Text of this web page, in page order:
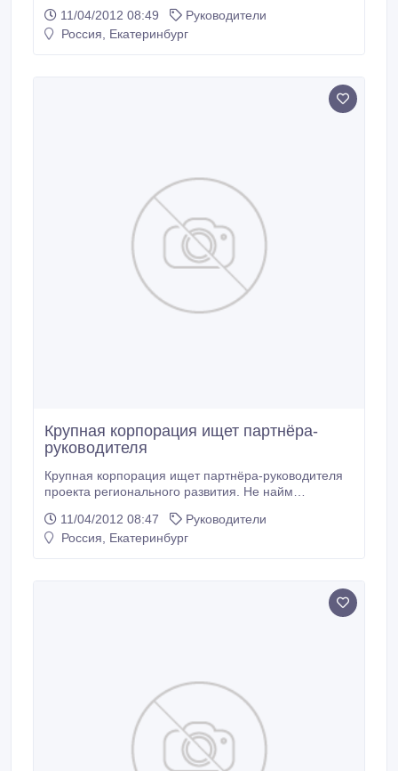
11/04/2012 08:49
Руководители
Россия, Екатеринбург
Крупная корпорация ищет партнёра-
руководителя
Крупная корпорация ищет партнёра-руководителя
проекта регионального развития. Не найм
Обязанности Руководителя проекта – партнёра
компании: администрирование бизнеса, ведение
11/04/2012 08:47
Руководители
Россия, Екатеринбург